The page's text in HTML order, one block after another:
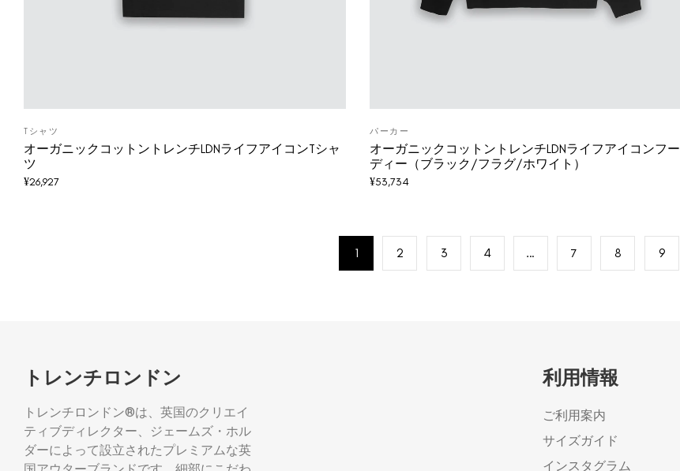
Tシャツ
オーガニックコットントレンチLDNライフアイコンTシャ
ツ
¥26,927
パーカー
オーガニックコットントレンチLDNライフアイコンフー
ディー（ブラック/フラグ/ホワイト）
¥53,734
1 2 3 4 … 7 8 9
トレンチロンドン
トレンチロンドン®は、英国のクリエイ
ティブディレクター、ジェームズ・ホル
ダーによって設立されたプレミアムな英
利用情報
ご利用案内
サイズガイド
インスタグラム